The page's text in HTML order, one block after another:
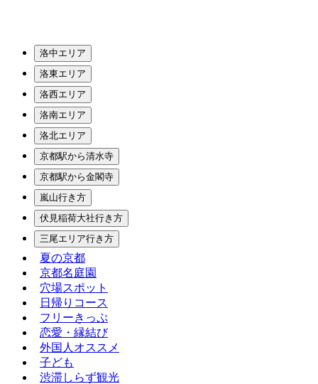
洛中エリア
洛東エリア
洛西エリア
洛南エリア
洛北エリア
京都駅から清水寺
京都駅から金閣寺
嵐山行き方
伏見稲荷大社行き方
三尾エリア行き方
夏の京都
京都名庭園
穴場スポット
日帰りコース
フリーきっぷ
恋愛・縁結び
外国人オススメ
子ども
渋滞しらず観光